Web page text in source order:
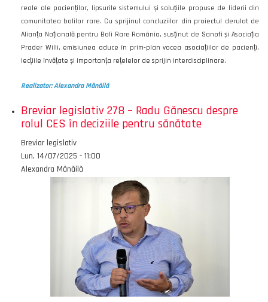
reale ale pacienților, lipsurile sistemului și soluțiile propuse de liderii din
comunitatea bolilor rare. Cu sprijinul concluziilor din proiectul derulat de
Alianța Națională pentru Boli Rare România, susținut de Sanofi și Asociația
Prader Willi, emisiunea aduce în prim-plan vocea asociațiilor de pacienți,
lecțiile învățate și importanța rețelelor de sprijin interdisciplinare.
Realizator: Alexandra Mănăilă
Breviar legislativ 278 – Radu Gănescu despre
rolul CES în deciziile pentru sănătate
Emisiunea
Breviar legislativ
Data
Lun, 14/07/2025 - 11:00
Autor
Alexandra Mănăilă